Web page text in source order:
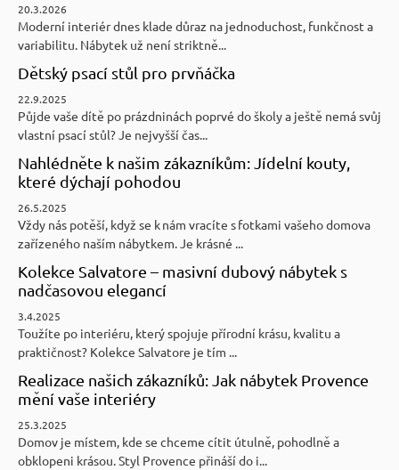
20.3.2026
Moderní interiér dnes klade důraz na jednoduchost, funkčnost a
variabilitu. Nábytek už není striktně...
Dětský psací stůl pro prvňáčka
22.9.2025
Půjde vaše dítě po prázdninách poprvé do školy a ještě nemá svůj
vlastní psací stůl? Je nejvyšší čas...
Nahlédněte k našim zákazníkům: Jídelní kouty,
které dýchají pohodou
26.5.2025
Vždy nás potěší, když se k nám vracíte s fotkami vašeho domova
zařízeného naším nábytkem. Je krásné ...
Kolekce Salvatore – masivní dubový nábytek s
nadčasovou elegancí
3.4.2025
Toužíte po interiéru, který spojuje přírodní krásu, kvalitu a
praktičnost? Kolekce Salvatore je tím ...
Realizace našich zákazníků: Jak nábytek Provence
mění vaše interiéry
25.3.2025
Domov je místem, kde se chceme cítit útulně, pohodlně a
obklopeni krásou. Styl Provence přináší do i...